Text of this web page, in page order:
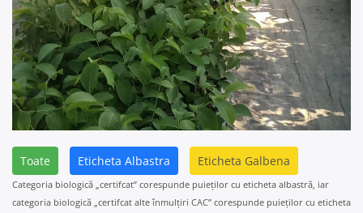
Toate Eticheta Albastra Eticheta Galbena
Categoria biologică „certifcat” corespunde puieților cu eticheta albastră, iar
categoria biologică „certifcat alte înmulțiri CAC” corespunde puieților cu eticheta